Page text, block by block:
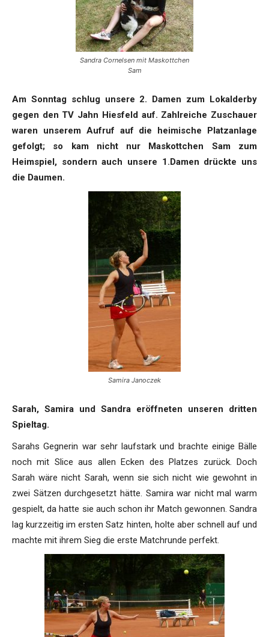
Sandra Cornelsen mit Maskottchen
Sam
Am Sonntag schlug unsere 2. Damen zum Lokalderby
gegen den TV Jahn Hiesfeld auf. Zahlreiche Zuschauer
waren unserem Aufruf auf die heimische Platzanlage
gefolgt; so kam nicht nur Maskottchen Sam zum
Heimspiel, sondern auch unsere 1.Damen drückte uns
die Daumen.
Samira Janoczek
Sarah, Samira und Sandra eröffneten unseren dritten
Spieltag.
Sarahs Gegnerin war sehr laufstark und brachte einige Bälle
noch mit Slice aus allen Ecken des Platzes zurück. Doch
Sarah wäre nicht Sarah, wenn sie sich nicht wie gewohnt in
zwei Sätzen durchgesetzt hätte. Samira war nicht mal warm
gespielt, da hatte sie auch schon ihr Match gewonnen. Sandra
lag kurzzeitig im ersten Satz hinten, holte aber schnell auf und
machte mit ihrem Sieg die erste Matchrunde perfekt.